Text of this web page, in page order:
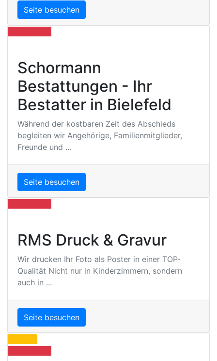
Seite besuchen
Schormann
Bestattungen - Ihr
Bestatter in Bielefeld
Während der kostbaren Zeit des Abschieds
begleiten wir Angehörige, Familienmitglieder,
Freunde und ...
Seite besuchen
RMS Druck & Gravur
Wir drucken Ihr Foto als Poster in einer TOP-
Qualität Nicht nur in Kinderzimmern, sondern
auch in ...
Seite besuchen